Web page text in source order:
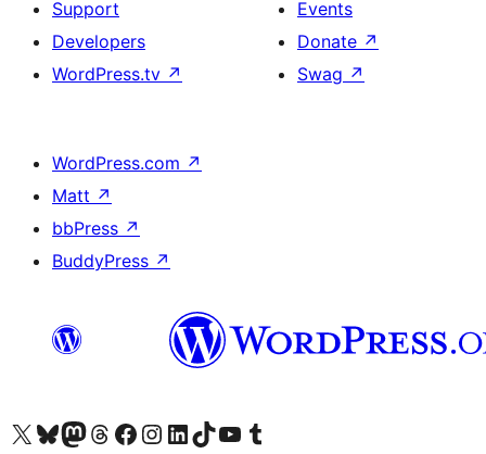
Support
Developers
WordPress.tv ↗
Events
Donate ↗
Swag ↗
WordPress.com ↗
Matt ↗
bbPress ↗
BuddyPress ↗
Visit our X (formerly Twitter) account
ہمارے بلیواسکائی اکاؤنٹ پر جائیں
Visit our Mastodon account
ہمارے ٹھریڈز اکاؤنٹ پر جائیں
Visit our Facebook page
Visit our Instagram account
Visit our LinkedIn account
ہمارے ٹک ٹاک اکاؤنٹ پر جائیں
Visit our YouTube channel
ہمارے ٹمبلر اکاؤنٹ پر جائیں